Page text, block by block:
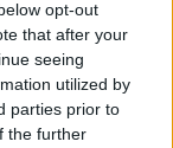
opt-out
that after your
seeing
utilized by
parties prior to
the further
πέρυσι από
για
της